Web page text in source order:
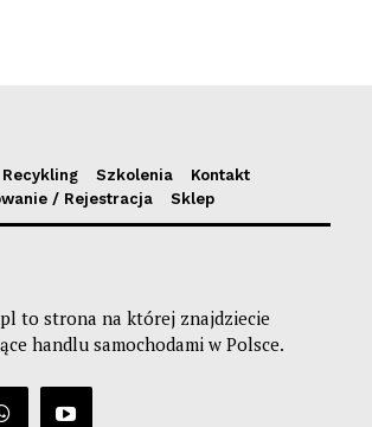
Recykling Szkolenia
Kontakt
/ Rejestracja
Sklep
to strona na której znajdziecie
handlu samochodami w Polsce.